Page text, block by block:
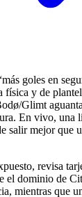
goles en
física y de
Glimt
En vivo, una
salir mejor que
revisa
el dominio de
mientras que